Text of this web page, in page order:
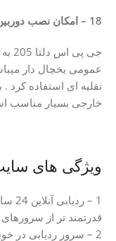
18 – امکان نصب دوربین
جی
عمومی یخچال دار
نقلیه ای استفاده کرد
خارجی بسیار مناسب
ویژگی های
1 –
قدرتمند تر از
2 – سرور ردیابی در خود کارخانه قرار دارد ( فابریک )